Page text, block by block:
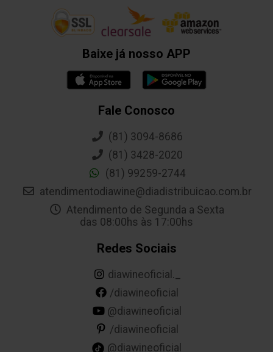
Baixe já nosso APP
Fale Conosco
(81) 3094-8686
(81) 3428-2020
(81) 99259-2744
atendimentodiawine@diadistribuicao.com.br
Atendimento de Segunda a Sexta
das 08:00hs às 17:00hs
Redes Sociais
diawineoficial._
/diawineoficial
@diawineoficial
/diawineoficial
@diawineoficial